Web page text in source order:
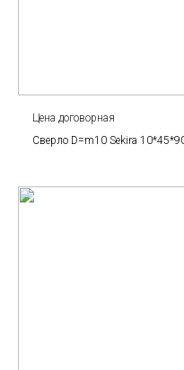
Цена договорная
Сверло D=m10 Sekira